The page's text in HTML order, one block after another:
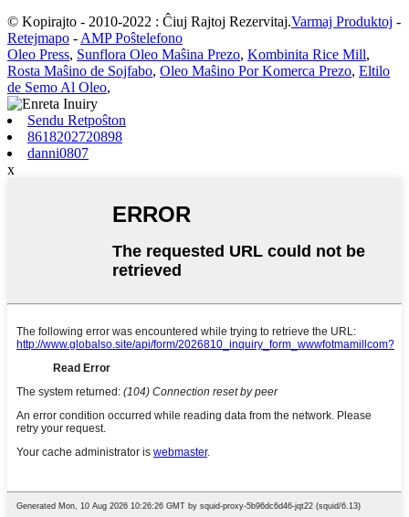
© Kopirajto - 2010-2022 : Ĉiuj Rajtoj Rezervitaj.Varmaj Produktoj -
Retejmapo - AMP Poŝtelefono
Oleo Press, Sunflora Oleo Maŝina Prezo, Kombinita Rice Mill,
Rosta Maŝino de Sojfabo, Oleo Maŝino Por Komerca Prezo, Eltilo
de Semo Al Oleo,
Sendu Retpoŝton
8618202720898
danni0807
x